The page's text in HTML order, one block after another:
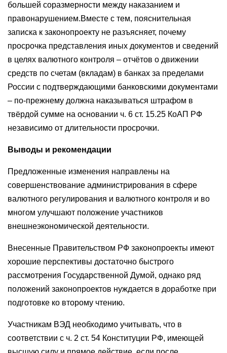
большей соразмерности между наказанием и
правонарушением.Вместе с тем, пояснительная
записка к законопроекту не разъясняет, почему
просрочка представления иных документов и сведений
в целях валютного контроля – отчётов о движении
средств по счетам (вкладам) в банках за пределами
России с подтверждающими банковскими документами
– по-прежнему должна наказываться штрафом в
твёрдой сумме на основании ч. 6 ст. 15.25 КоАП РФ
независимо от длительности просрочки.
Выводы и рекомендации
Предложенные изменения направлены на
совершенствование администрирования в сфере
валютного регулирования и валютного контроля и во
многом улучшают положение участников
внешнеэкономической деятельности.
Внесенные Правительством РФ законопроекты имеют
хорошие перспективы достаточно быстрого
рассмотрения Государственной Думой, однако ряд
положений законопроектов нуждается в доработке при
подготовке ко второму чтению.
Участникам ВЭД необходимо учитывать, что в
соответствии с ч. 2 ст. 54 Конституции РФ, имеющей